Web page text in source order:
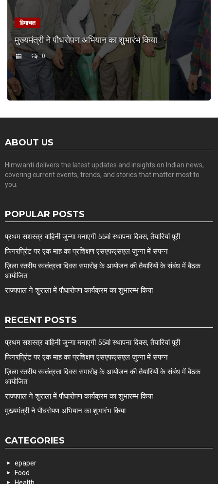
हिमाचल
मुख्यमंत्री ने पौधरोपण अभियान का शुभारंभ किया
0
ABOUT US
Himwanti delivers the latest updates and insights on Indian news,
covering current events, trends, and stories that matter most to
you.
POPULAR POSTS
प्रथम सशस्त्र वाहिनी जुन्गा मनाएगी 55वां स्थापना दिवस, तैयारियां पूरी
फिंगरप्रिंट पर एक माह का प्रशिक्षण एसएफएसएल जुन्गा में संपन्न
ज़िला स्तरीय स्वतंत्रता दिवस समारोह के आयोजन की तैयारियों के संबंध में बैठक
आयोजित
राज्यपाल ने शुराला में पौधारोपण कार्यक्रम का शुभारम्भ किया
RECENT POSTS
प्रथम सशस्त्र वाहिनी जुन्गा मनाएगी 55वां स्थापना दिवस, तैयारियां पूरी
फिंगरप्रिंट पर एक माह का प्रशिक्षण एसएफएसएल जुन्गा में संपन्न
ज़िला स्तरीय स्वतंत्रता दिवस समारोह के आयोजन की तैयारियों के संबंध में बैठक
आयोजित
राज्यपाल ने शुराला में पौधारोपण कार्यक्रम का शुभारम्भ किया
मुख्यमंत्री ने पौधरोपण अभियान का शुभारंभ किया
CATEGORIES
epaper
Food